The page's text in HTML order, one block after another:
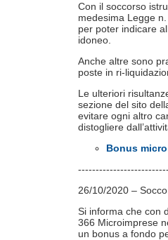
Con il soccorso
medesima Legge
per poter indicare
idoneo.
Anche altre sono
poste in ri-
Le ulteriori
sezione del sito
evitare ogni altro
distogliere
Bonus
26/10/2020 –
Si informa che con
366 Microimprese
un bonus a fondo